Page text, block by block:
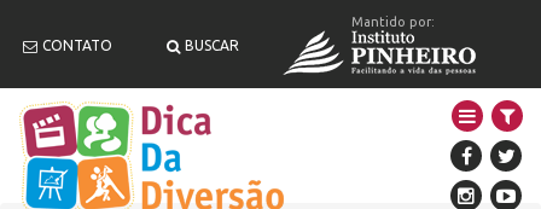
CONTATO BUSCAR
Mantido por: